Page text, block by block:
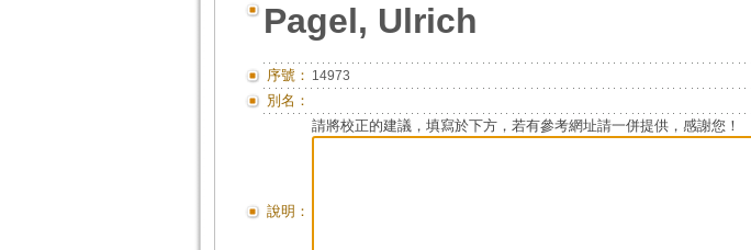
Pagel, Ulrich
序號： 14973
別名：
說明：
請將校正的建議，填寫於下方，若有參考網址請一併提供，感謝您！